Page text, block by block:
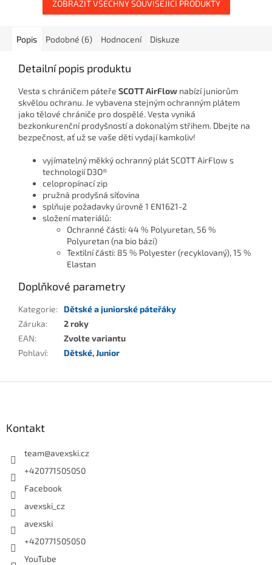
ZOBRAZIT VŠECHNY SOUVISEJÍCÍ PRODUKTY
Popis Podobné (6) Hodnocení Diskuze
Detailní popis produktu
Vesta s chráničem páteře SCOTT AirFlow nabízí juniorům
skvělou ochranu. Je vybavena stejným ochranným plátem
jako tělové chrániče pro dospělé. Vesta vyniká
bezkonkurenční prodyšností a dokonalým střihem. Dbejte na
bezpečnost, ať už se vaše děti vydají kamkoliv!
vyjímatelný měkký ochranný plát SCOTT AirFlow s
technologií D3O®
celopropínací zip
pružná prodyšná síťovina
splňuje požadavky úrovně 1 EN1621-2
složení materiálů:
Ochranné části: 44 % Polyuretan, 56 %
Polyuretan (na bio bázi)
Textilní části: 85 % Polyester (recyklovaný), 15 %
Elastan
Doplňkové parametry
Kategorie:
Dětské a juniorské páteřáky
Záruka:
2 roky
EAN:
Zvolte variantu
Pohlaví: Dětské,Junior
Kontakt
team@avexski.cz
+420771505050
Facebook
avexski_cz
avexski
+420771505050
YouTube